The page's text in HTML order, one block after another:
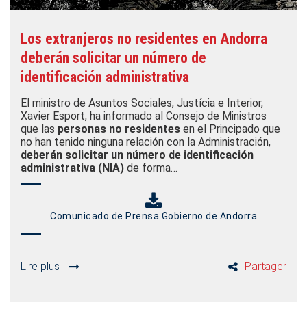
Los extranjeros no residentes en Andorra
deberán solicitar un número de
identificación administrativa
El ministro de Asuntos Sociales, Justícia e Interior,
Xavier Esport, ha informado al Consejo de Ministros
que las personas no residentes en el Principado que
no han tenido ninguna relación con la Administración,
deberán solicitar un número de identificación
administrativa (NIA) de forma…
Comunicado de Prensa Gobierno de Andorra
Lire plus Partager